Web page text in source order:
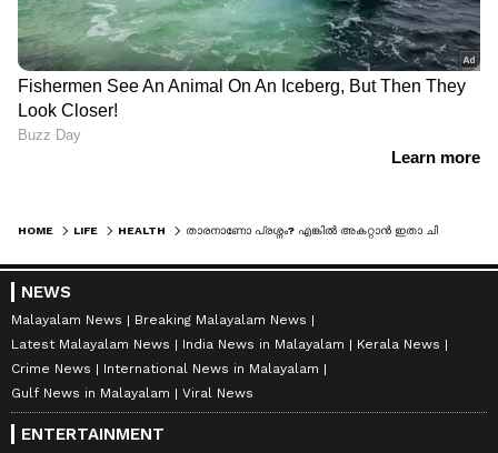
HOME LIFE HEALTH
NEWS
Malayalam News
Breaking Malayalam News
Latest Malayalam News
India News in Malayalam
Kerala News
Crime News
International News in Malayalam
Gulf News in Malayalam
Viral News
ENTERTAINMENT